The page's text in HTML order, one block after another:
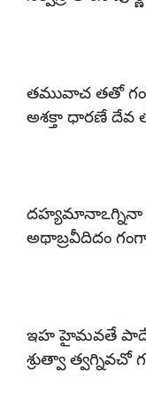
తమువాచ తతో
అశక్తా ధారణే దేవ
దహ్యమానాఽగ్నినా
అథాబ్రవీదిదం
ఇహ హైమవతే పాదే
శ్రుత్వా